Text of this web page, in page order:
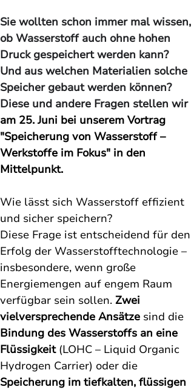
Sie wollten schon immer mal wissen,
ob Wasserstoff auch ohne hohen
Druck gespeichert werden kann?
Und aus welchen Materialien solche
Speicher gebaut werden können?
Diese und andere Fragen stellen wir
am 25. Juni bei unserem Vortrag
"Speicherung von Wasserstoff –
Werkstoffe im Fokus" in den
Mittelpunkt.
Wie lässt sich Wasserstoff effizient
und sicher speichern?
Diese Frage ist entscheidend für den
Erfolg der Wasserstofftechnologie –
insbesondere, wenn große
Energiemengen auf engem Raum
verfügbar sein sollen. Zwei
vielversprechende Ansätze sind die
Bindung des Wasserstoffs an eine
Flüssigkeit (LOHC – Liquid Organic
Hydrogen Carrier) oder die
Speicherung im tiefkalten, flüssigen